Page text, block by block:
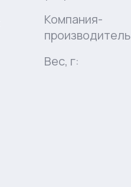
Компания-
производитель
Вес, г: